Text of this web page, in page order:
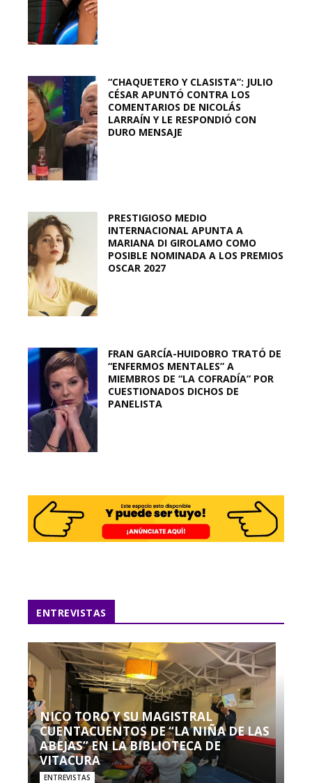
“CHAQUETERO Y CLASISTA”: JULIO
CÉSAR APUNTÓ CONTRA LOS
COMENTARIOS DE NICOLÁS
LARRAÍN Y LE RESPONDIÓ CON
DURO MENSAJE
PRESTIGIOSO MEDIO
INTERNACIONAL APUNTA A
MARIANA DI GIROLAMO COMO
POSIBLE NOMINADA A LOS PREMIOS
OSCAR 2027
FRAN GARCÍA-HUIDOBRO TRATÓ DE
“ENFERMOS MENTALES” A
MIEMBROS DE “LA COFRADÍA” POR
CUESTIONADOS DICHOS DE
PANELISTA
ENTREVISTAS
NICO TORO Y SU MAGISTRAL
CUENTACUENTOS DE “LA NIÑA DE LAS
ABEJAS” EN LA BIBLIOTECA DE
VITACURA
ENTREVISTAS